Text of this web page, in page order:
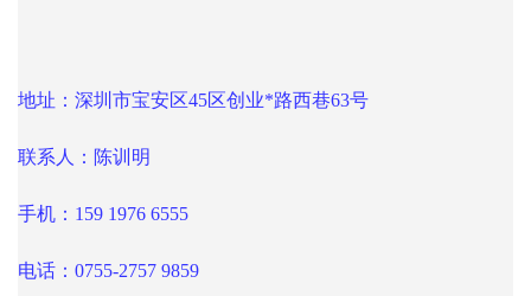
地址：深圳市宝安区45区创业*路西巷63号
联系人：陈训明
手机：159 1976 6555
电话：0755-2757 9859